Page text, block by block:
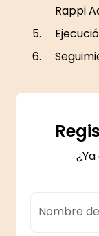
Rappi
Nombre